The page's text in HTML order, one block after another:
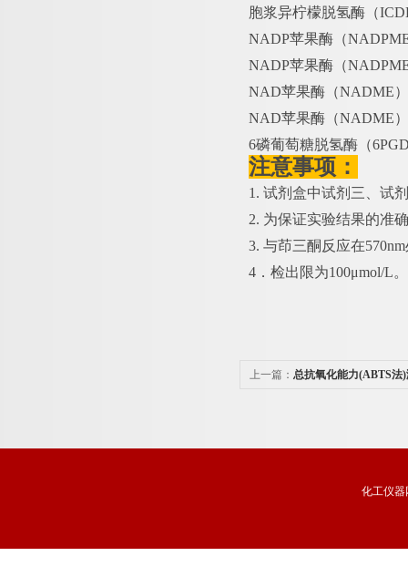
胞浆异柠檬脱氢酶（
NADP苹果酶（
NADP苹果酶（
NAD苹果酶（NADME
NAD苹果酶（NADME
6磷葡萄糖脱氢酶（
注意事项：
1. 试剂盒中试剂三、试
2. 为保证实验结果的准
3. 与茚三酮反应在
4．检出限为100μmol/L。
上一篇： 总抗氧化能力(ABTS法
化工仪器